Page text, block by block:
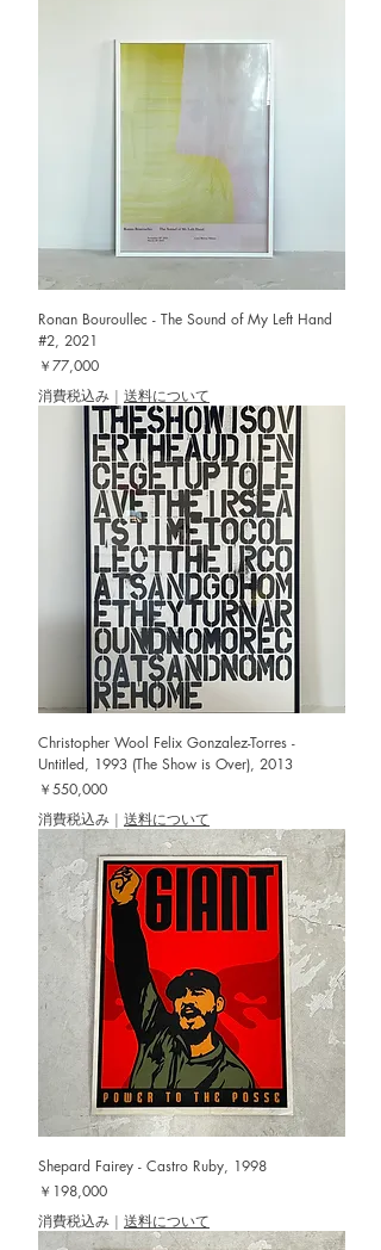
Ronan Bouroullec - The Sound of My Left Hand
#2, 2021
価格
￥77,000
消費税込み | 送料について
Christopher Wool Felix Gonzalez-Torres -
Untitled, 1993 (The Show is Over), 2013
価格
￥550,000
消費税込み | 送料について
Shepard Fairey - Castro Ruby, 1998
価格
￥198,000
消費税込み | 送料について